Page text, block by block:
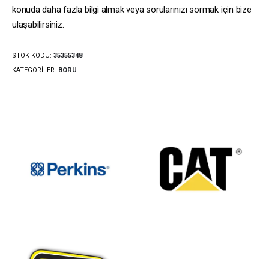
konuda daha fazla bilgi almak veya sorularınızı sormak için bize
ulaşabilirsiniz.
STOK KODU: 35355348
KATEGORILER: BORU